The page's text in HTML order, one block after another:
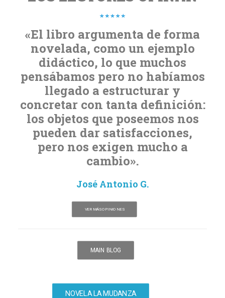
«El libro argumenta de forma
novelada, como un ejemplo
didáctico, lo que muchos
pensábamos pero no habíamos
llegado a estructurar y
concretar con tanta definición:
los objetos que poseemos nos
pueden dar satisfacciones,
pero nos exigen mucho a
cambio».
José Antonio G.
VER MÁS OPINIONES
MAIN BLOG
NOVELA LA MUDANZA